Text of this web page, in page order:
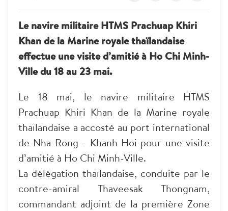
Le navire militaire HTMS Prachuap Khiri
Khan de la Marine royale thaïlandaise
effectue une visite d’amitié à Ho Chi Minh-
Ville du 18 au 23 mai.
Le 18 mai, le navire militaire HTMS
Prachuap Khiri Khan de la Marine royale
thaïlandaise a accosté au port international
de Nha Rong - Khanh Hoi pour une visite
d’amitié à Ho Chi Minh-Ville.
La délégation thaïlandaise, conduite par le
contre-amiral Thaveesak Thongnam,
commandant adjoint de la première Zone